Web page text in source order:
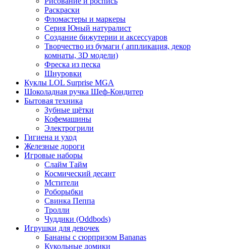
Раскраски
Фломастеры и маркеры
Серия Юный натуралист
Создание бижутерии и аксессуаров
Творчество из бумаги ( аппликация, декор
комнаты, 3D модели)
Фреска из песка
Шнуровки
Куклы LOL Surprise MGA
Шоколадная ручка Шеф-Кондитер
Бытовая техника
Зубные щётки
Кофемашины
Электрогрили
Гигиена и уход
Железные дороги
Игровые наборы
Слайм Тайм
Космический десант
Мстители
Роборыбки
Свинка Пеппа
Тролли
Чуддики (Oddbods)
Игрушки для девочек
Бананы с сюрпризом Bananas
Кукольные домики